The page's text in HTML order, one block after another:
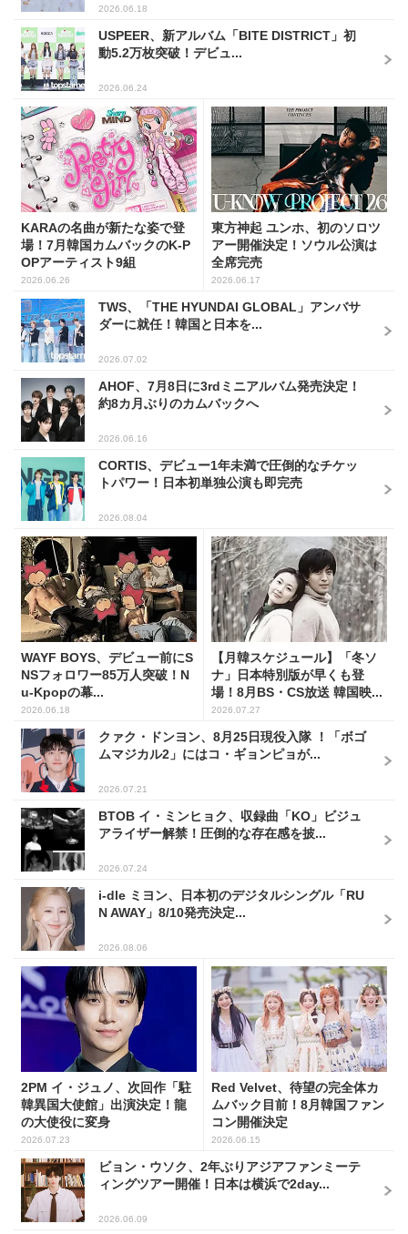
2026.06.18
USPEER、新アルバム「BITE DISTRICT」初
動5.2万枚突破！デビュ...
2026.06.24
KARAの名曲が新たな姿で登
場！7月韓国カムバックのK-P
OPアーティスト9組
2026.06.26
東方神起 ユンホ、初のソロツ
アー開催決定！ソウル公演は
全席完売
2026.06.17
TWS、「THE HYUNDAI GLOBAL」アンバサ
ダーに就任！韓国と日本を...
2026.07.02
AHOF、7月8日に3rdミニアルバム発売決定！
約8カ月ぶりのカムバックへ
2026.06.16
CORTIS、デビュー1年未満で圧倒的なチケッ
トパワー！日本初単独公演も即完売
2026.08.04
WAYF BOYS、デビュー前にS
NSフォロワー85万人突破！N
u-Kpopの幕...
2026.06.18
【月韓スケジュール】「冬ソ
ナ」日本特別版が早くも登
場！8月BS・CS放送 韓国映...
2026.07.27
クァク・ドンヨン、8月25日現役入隊 ！「ボゴ
ムマジカル2」にはコ・ギョンピョが...
2026.07.21
BTOB イ・ミンヒョク、収録曲「KO」ビジュ
アライザー解禁！圧倒的な存在感を披...
2026.07.24
i-dle ミヨン、日本初のデジタルシングル「RU
N AWAY」8/10発売決定...
2026.08.06
2PM イ・ジュノ、次回作「駐
韓異国大使館」出演決定！龍
の大使役に変身
2026.07.23
Red Velvet、待望の完全体カ
ムバック目前！8月韓国ファン
コン開催決定
2026.06.15
ビョン・ウソク、2年ぶりアジアファンミーテ
ィングツアー開催！日本は横浜で2day...
2026.06.09